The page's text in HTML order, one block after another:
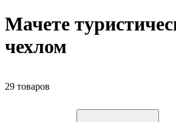
Мачете
чехлом
29 товаров